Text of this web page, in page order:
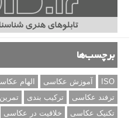
برچسب‌ها
ISO آموزش عکاسی الهام
ترفند عکاسی
ترکیب بندی
تکنیک عکاسی
خلاقیت در عکاسی